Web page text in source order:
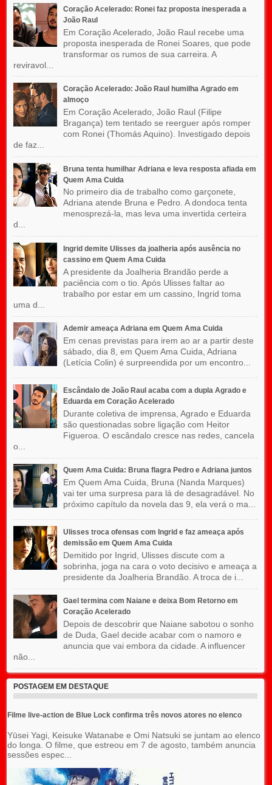
Coração Acelerado: Ronei faz proposta inesperada a
João Raul
Em Coração Acelerado, João Raul recebe uma
proposta inesperada de Ronei Soares, que pode
transformar os rumos de sua carreira. A
reviravol...
Coração Acelerado: João Raul humilha Agrado em
almoço
Em Coração Acelerado, João Raul (Filipe
Bragança) tem tentado se reerguer após romper
com Ronei (Thomás Aquino). Investigado depois
de faz...
Bruna tenta humilhar Adriana e leva resposta afiada em
Quem Ama Cuida
No primeiro dia de trabalho como garçonete,
Adriana atende Bruna e Pedro. A dondoca tenta
menosprezá-la, mas leva uma invertida certeira
d...
Ingrid demite Ulisses da joalheria após ausência no
cassino em Quem Ama Cuida
A presidente da Joalheria Brandão perde a
paciência com o tio. Após Ulisses faltar ao
trabalho por estar em um cassino, Ingrid toma
uma d...
Ademir ameaça Adriana em Quem Ama Cuida
Em cenas previstas para irem ao ar a partir deste
sábado, dia 8, em Quem Ama Cuida, Adriana
(Letícia Colin) é surpreendida por um encontro...
Escândalo de João Raul acaba com a dupla Agrado e
Eduarda em Coração Acelerado
Durante coletiva de imprensa, Agrado e Eduarda
são questionadas sobre ligação com Heitor
Figueroa. O escândalo cresce nas redes, cancela
o...
Quem Ama Cuida: Bruna flagra Pedro e Adriana juntos
Em Quem Ama Cuida, Bruna (Nanda Marques)
vai ter uma surpresa para lá de desagradável. No
próximo capítulo da novela das 9, ela verá o ma...
Ulisses troca ofensas com Ingrid e faz ameaça após
demissão em Quem Ama Cuida
Demitido por Ingrid, Ulisses discute com a
sobrinha, joga na cara o voto decisivo e ameaça a
presidente da Joalheria Brandão. A troca de i...
Gael termina com Naiane e deixa Bom Retorno em
Coração Acelerado
Depois de descobrir que Naiane sabotou o sonho
de Duda, Gael decide acabar com o namoro e
anuncia que vai embora da cidade. A influencer
não...
POSTAGEM EM DESTAQUE
Filme live-action de Blue Lock confirma três novos atores no elenco
Yūsei Yagi, Keisuke Watanabe e Omi Natsuki se juntam ao elenco
do longa. O filme, que estreou em 7 de agosto, também anuncia
sessões espec...